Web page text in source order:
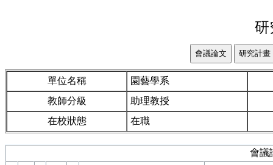
研
單位名稱
園藝學系
教師分級
助理教授
在校狀態
在職
會議